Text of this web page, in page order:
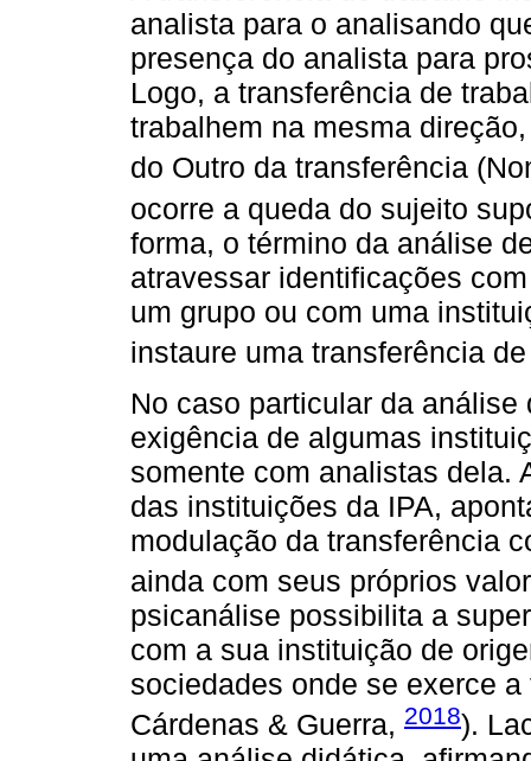
analista para o analisando
presença do analista para
Logo, a transferência de
trabalhem na mesma
do Outro da transferência
ocorre a queda do sujeito
forma, o término da análise
atravessar identificações
um grupo ou com uma
instaure uma transferência
No caso particular da
exigência de algumas
somente com analistas dela.
das instituições da IPA,
modulação da transferência
ainda com seus próprios
psicanálise possibilita a
com a sua instituição de
sociedades onde se exerce
Cárdenas & Guerra, 2018).